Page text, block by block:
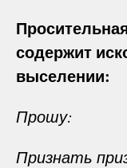
содержит
выселении:
Прошу:
Признать